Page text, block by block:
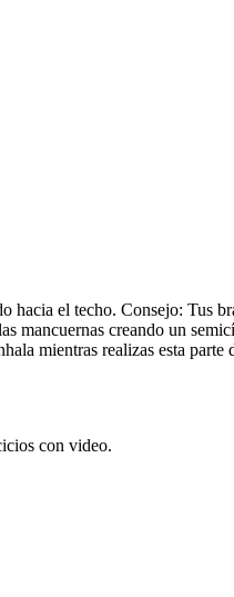
el techo. Consejo: Tus
mancuernas creando un
mientras realizas esta
con video.